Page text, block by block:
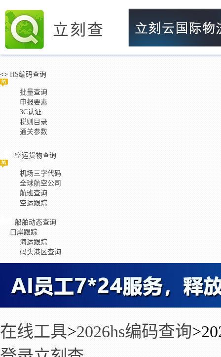
立刻查
<> HS编码查询
批量查询
申报要素
3C认证
税则目录
通关参数
空运货物查询
机场三字代码
全球航空公司
航班查询
空运跟踪
船舶动态查询
口岸跟踪
海运跟踪
码头港区查询
在线工具>2026hs编码查询>